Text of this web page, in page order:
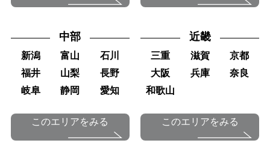
中部
新潟 富山
石川
福井
山梨
長野
岐阜
静岡 愛知
このエリアをみる
近畿
三重 滋賀
京都
大阪
兵庫
奈良
和歌山
このエリアをみる